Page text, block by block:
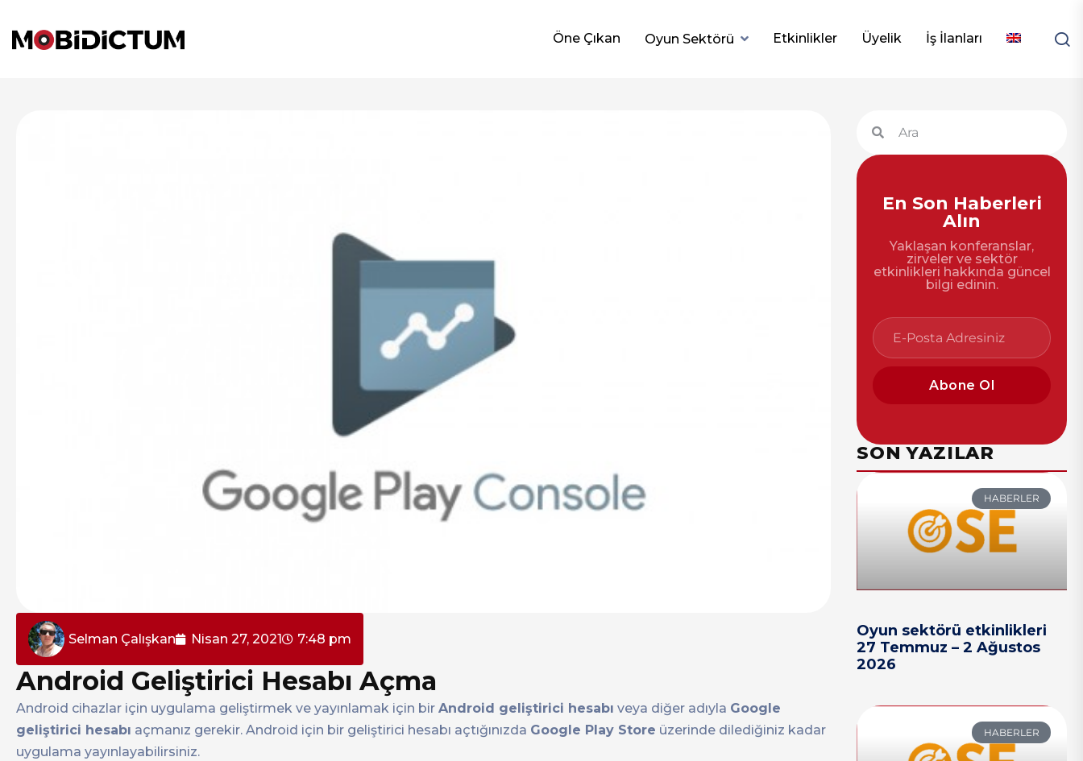
Öne Çıkan Oyun Sektörü Etkinlikler Üyelik İş İlanları
Selman Çalışkan Nisan 27, 2021 7:48 pm
Android Geliştirici Hesabı Açma
Android cihazlar için uygulama geliştirmek ve yayınlamak için bir Android geliştirici hesabı veya diğer adıyla Google
geliştirici hesabı açmanız gerekir. Android için bir geliştirici hesabı açtığınızda Google Play Store üzerinde dilediğiniz kadar
uygulama yayınlayabilirsiniz.
En Son Haberleri
Alın
Yaklaşan konferanslar,
zirveler ve sektör
etkinlikleri hakkında güncel
bilgi edinin.
Abone Ol
SON YAZILAR
HABERLER
Oyun sektörü etkinlikleri
27 Temmuz – 2 Ağustos
2026
HABERLER